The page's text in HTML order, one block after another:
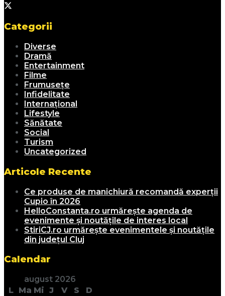
Categorii
Diverse
Dramă
Entertainment
Filme
Frumusețe
Infidelitate
Internațional
Lifestyle
Sănătate
Social
Turism
Uncategorized
Articole Recente
Ce produse de manichiură recomandă experții
Cupio în 2026
HelloConstanta.ro urmărește agenda de
evenimente și noutățile de interes local
StiriCJ.ro urmărește evenimentele și noutățile
din județul Cluj
Calendar
august 2026
L Ma Mi J V S
D